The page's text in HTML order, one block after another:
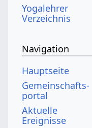
Yogalehrer
Verzeichnis
Navigation
Hauptseite
Gemeinschafts­
portal
Aktuelle
Ereignisse